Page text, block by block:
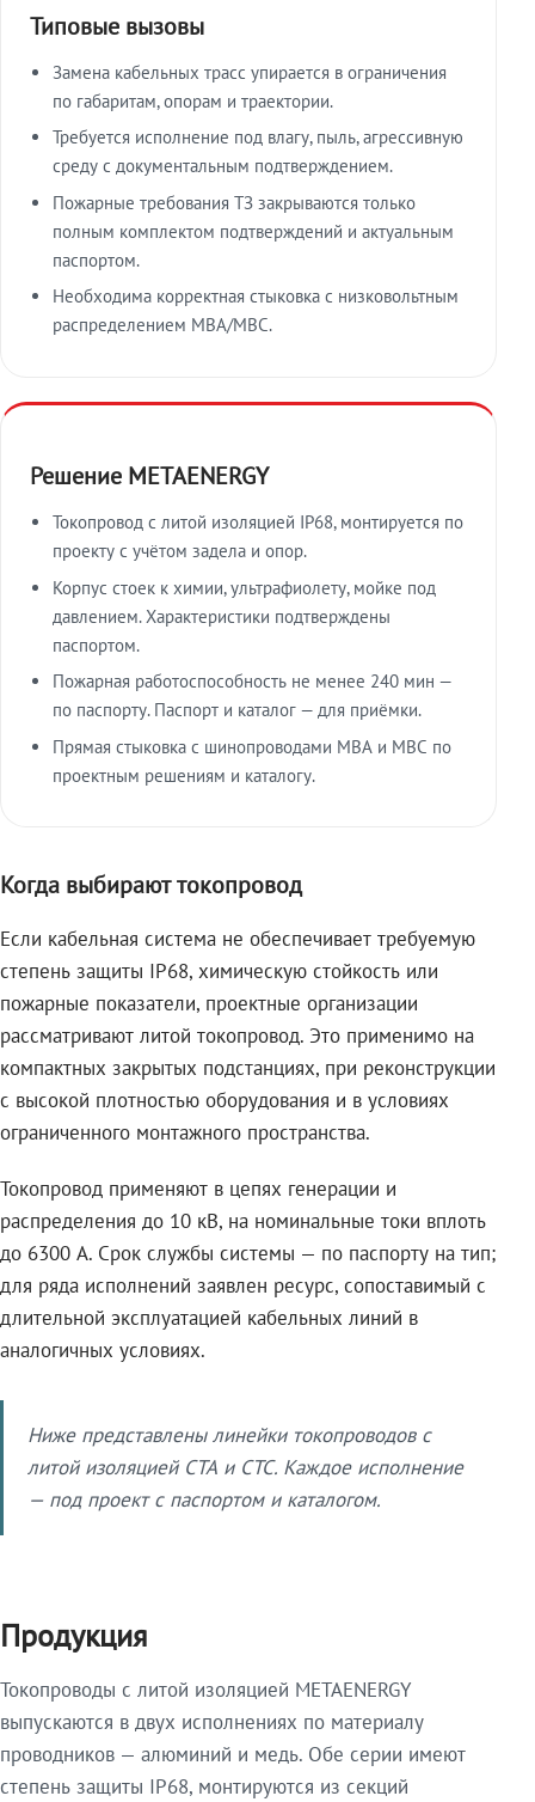
Типовые вызовы
Замена кабельных трасс упирается в ограничения
по габаритам, опорам и траектории.
Требуется исполнение под влагу, пыль, агрессивную
среду с документальным подтверждением.
Пожарные требования ТЗ закрываются только
полным комплектом подтверждений и актуальным
паспортом.
Необходима корректная стыковка с низковольтным
распределением МВА/МВС.
Решение METAENERGY
Токопровод с литой изоляцией IP68, монтируется по
проекту с учётом задела и опор.
Корпус стоек к химии, ультрафиолету, мойке под
давлением. Характеристики подтверждены
паспортом.
Пожарная работоспособность не менее 240 мин —
по паспорту. Паспорт и каталог — для приёмки.
Прямая стыковка с шинопроводами МВА и МВС по
проектным решениям и каталогу.
Когда выбирают токопровод
Если кабельная система не обеспечивает требуемую
степень защиты IP68, химическую стойкость или
пожарные показатели, проектные организации
рассматривают литой токопровод. Это применимо на
компактных закрытых подстанциях, при реконструкции
с высокой плотностью оборудования и в условиях
ограниченного монтажного пространства.
Токопровод применяют в цепях генерации и
распределения до 10 кВ, на номинальные токи вплоть
до 6300 А. Срок службы системы — по паспорту на тип;
для ряда исполнений заявлен ресурс, сопоставимый с
длительной эксплуатацией кабельных линий в
аналогичных условиях.
Ниже представлены линейки токопроводов с
литой изоляцией СТА и СТС. Каждое исполнение
— под проект с паспортом и каталогом.
Продукция
Токопроводы с литой изоляцией METAENERGY
выпускаются в двух исполнениях по материалу
проводников — алюминий и медь. Обе серии имеют
степень защиты IP68, монтируются из секций